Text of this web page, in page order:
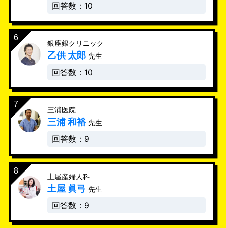
回答数：10
銀座銀クリニック
乙供 太郎 先生
回答数：10
三浦医院
三浦 和裕 先生
回答数：9
土屋産婦人科
土屋 眞弓 先生
回答数：9